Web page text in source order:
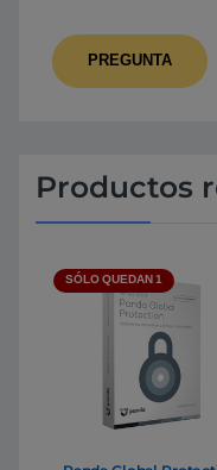
Productos
SÓLO QUEDAN 1